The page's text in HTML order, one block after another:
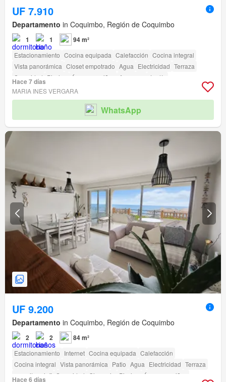
UF 7.910
Departamento in Coquimbo, Región de Coquimbo
1 1 94 m²
Estacionamiento Cocina equipada Calefacción Cocina integral
Vista panorámica Closet empotrado Agua Electricidad Terraza
Seguridad Piscina Área para niños Ascensor
Jardín
Caseta de vigilancia
Acceso para personas con discapacidad
Hace 7 días
MARIA INES VERGARA
WhatsApp
UF 9.200
Departamento in Coquimbo, Región de Coquimbo
2 2 84 m²
Estacionamiento Internet Cocina equipada Calefacción
Cocina integral Vista panorámica Patio Agua Electricidad Terraza
amenity_wi_fi Seguridad Gimnasio Piscina
Área para niños
Hace 6 días